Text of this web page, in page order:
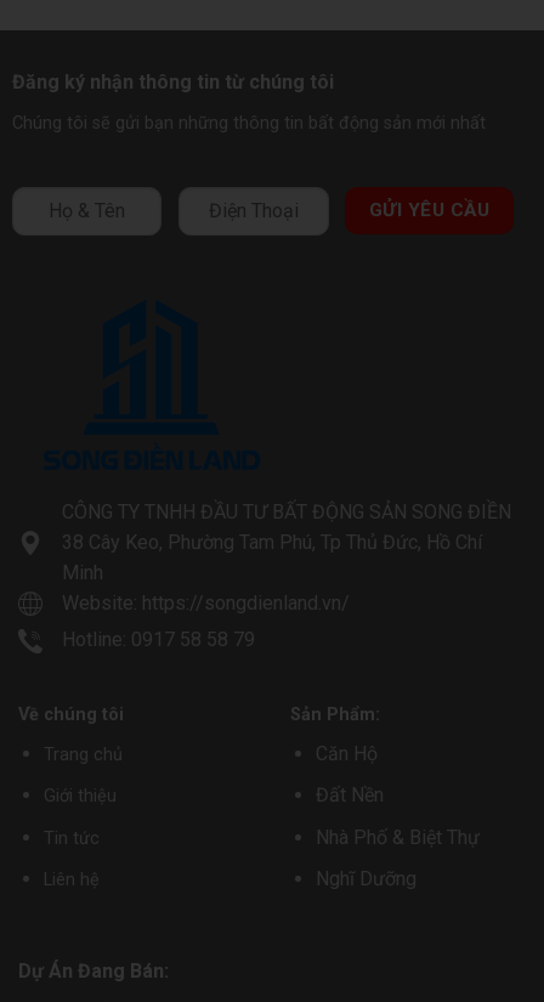
Đăng ký nhận thông tin từ chúng tôi
Chúng tôi sẽ gửi bạn những thông tin bất động sản mới nhất
CÔNG TY TNHH ĐẦU TƯ BẤT ĐỘNG SẢN SONG ĐIỀN
38 Cây Keo, Phường Tam Phú, Tp Thủ Đức, Hồ Chí
Minh
Website: https://songdienland.vn/
Hotline: 0917 58 58 79
Về chúng tôi
Trang chủ
Giới thiệu
Tin tức
Liên hệ
Sản Phẩm:
Căn Hộ
Đất Nền
Nhà Phố & Biệt Thự
Nghĩ Dưỡng
Dự Án Đang Bán: